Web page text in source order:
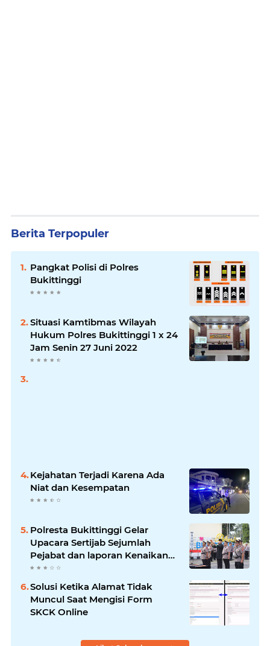
Berita Terpopuler
Pangkat Polisi di Polres
Bukittinggi
Situasi Kamtibmas Wilayah
Hukum Polres Bukittinggi 1 x 24
Jam Senin 27 Juni 2022
Kejahatan Terjadi Karena Ada
Niat dan Kesempatan
Polresta Bukittinggi Gelar
Upacara Sertijab Sejumlah
Pejabat dan laporan Kenaikan
Pangkat Pengabdian
Solusi Ketika Alamat Tidak
Muncul Saat Mengisi Form
SKCK Online